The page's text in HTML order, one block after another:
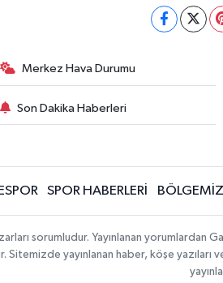
Merkez Hava Durumu
Son Dakika Haberleri
SPOR HABERLERİ BÖLGEMİZ
sorumludur. Yayınlanan
Sitemizde yayınlanan haber, köşe